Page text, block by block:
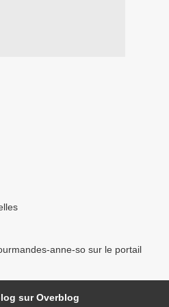
anne-so sur le portail
sur Overblog